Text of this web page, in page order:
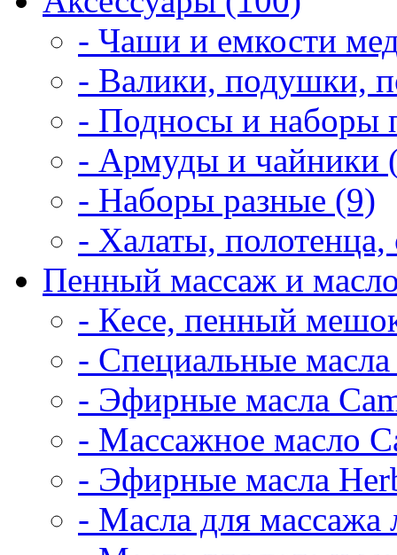
- Чаши и емкости
- Валики, подушки,
- Подносы и наборы
- Армуды и чайники
- Наборы разные (9)
- Халаты, полотенца,
Пенный массаж и
- Кесе, пенный
- Специальные
- Эфирные масла
- Массажное масло
- Эфирные масла
- Масла для массажа